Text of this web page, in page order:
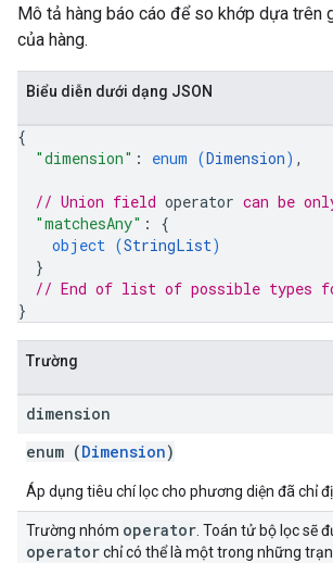
Mô tả hàng báo cáo để so khớp dựa trên
của hàng.
Biểu diễn dưới dạng JSON
{
"dimension" : enum (Dimension) ,
// Union field operator can be
"matchesAny" : {
object (StringList)
}
// End of list of possible types
}
Trường
dimension
enum (Dimension)
Áp dụng tiêu chí lọc cho phương diện đã chỉ
Trường nhóm operator . Toán tử bộ lọc sẽ
operatorchỉ có thể là một trong những